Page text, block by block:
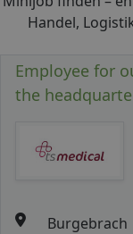
Handel,
Employee for
the
Burgebrach